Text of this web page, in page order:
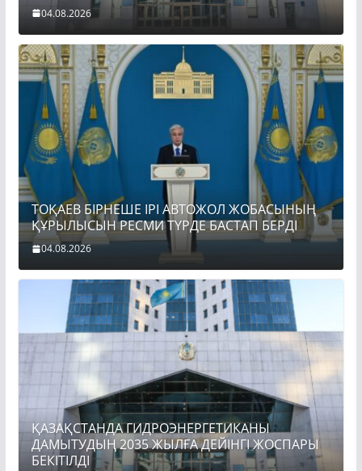
04.08.2026
ТОҚАЕВ БІРНЕШЕ ІРІ АВТОЖОЛ ЖОБАСЫНЫҢ
ҚҰРЫЛЫСЫН РЕСМИ ТҮРДЕ БАСТАП БЕРДІ
04.08.2026
ҚАЗАҚСТАНДА ГИДРОЭНЕРГЕТИКАНЫ
ДАМЫТУДЫҢ 2035 ЖЫЛҒА ДЕЙІНГІ ЖОСПАРЫ
БЕКІТІЛДІ